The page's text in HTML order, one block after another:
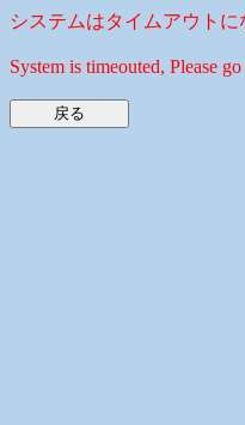
システムはタイムアウト
System is timeouted, Please